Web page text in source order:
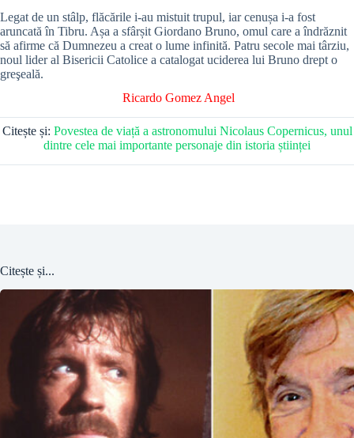
Legat de un stâlp, flăcările i-au mistuit trupul, iar cenușa i-a fost
aruncată în Tibru. Așa a sfârșit Giordano Bruno, omul care a îndrăznit
să afirme că Dumnezeu a creat o lume infinită. Patru secole mai târziu,
noul lider al Bisericii Catolice a catalogat uciderea lui Bruno drept o
greşeală.
Ricardo Gomez Angel
Citește și: Povestea de viață a astronomului Nicolaus Copernicus, unul
dintre cele mai importante personaje din istoria științei
Citește și...